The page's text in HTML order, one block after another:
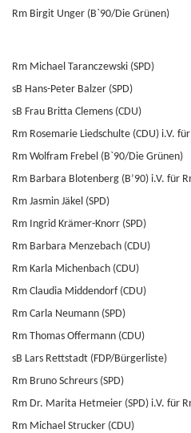
Rm Birgit Unger (B`90/Die Grünen)
Rm Michael Taranczewski (SPD)
sB Hans-Peter Balzer (SPD)
sB Frau Britta Clemens (CDU)
Rm Rosemarie Liedschulte (CDU) i.V.
Rm Wolfram Frebel (B`90/Die Grünen)
Rm Barbara Blotenberg (B’90) i.V. für
Rm Jasmin Jäkel (SPD)
Rm Ingrid Krämer-Knorr (SPD)
Rm Barbara Menzebach (CDU)
Rm Karla Michenbach (CDU)
Rm Claudia Middendorf (CDU)
Rm Carla Neumann (SPD)
Rm Thomas Offermann (CDU)
sB Lars Rettstadt (FDP/Bürgerliste)
Rm Bruno Schreurs (SPD)
Rm Dr. Marita Hetmeier (SPD) i.V. für
Rm Michael Strucker (CDU)